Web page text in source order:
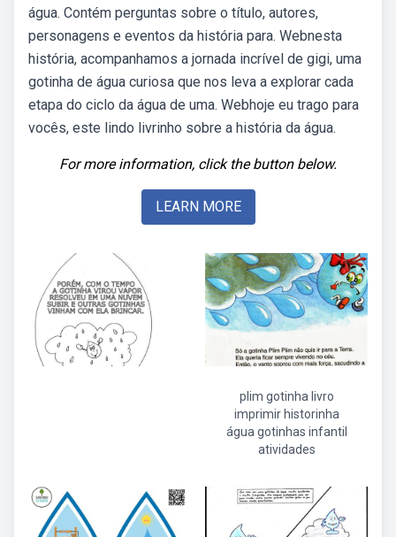
água. Contém perguntas sobre o título, autores,
personagens e eventos da história para. Webnesta
história, acompanhamos a jornada incrível de gigi, uma
gotinha de água curiosa que nos leva a explorar cada
etapa do ciclo da água de uma. Webhoje eu trago para
vocês, este lindo livrinho sobre a história da água.
For more information, click the button below.
LEARN MORE
plim gotinha livro
imprimir historinha
água gotinhas infantil
atividades